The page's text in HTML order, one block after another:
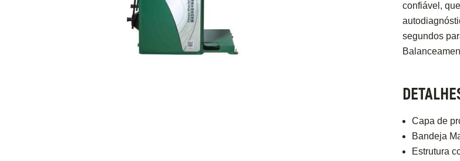
confiável,
segundos
Capa de
Bandeja
Estrutura